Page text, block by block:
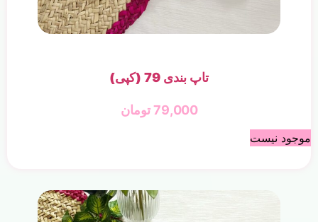
تاپ بندی 79 (کپی)
79,000 تومان
موجود نیست